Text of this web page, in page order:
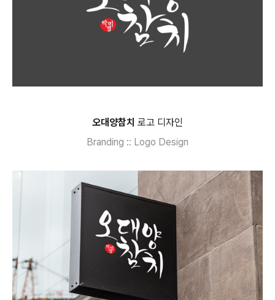
오대양참치 로고 디자인
Branding :: Logo Design